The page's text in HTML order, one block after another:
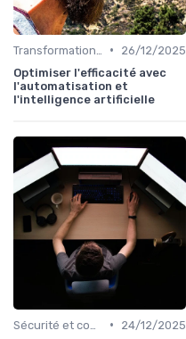
•
26/12/2025
Optimiser l'efficacité avec
l'automatisation et
l'intelligence artificielle
•
24/12/2025